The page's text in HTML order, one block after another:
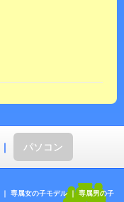
｜ パソコン
｜ 専属女の子モデル｜ 専属男の子